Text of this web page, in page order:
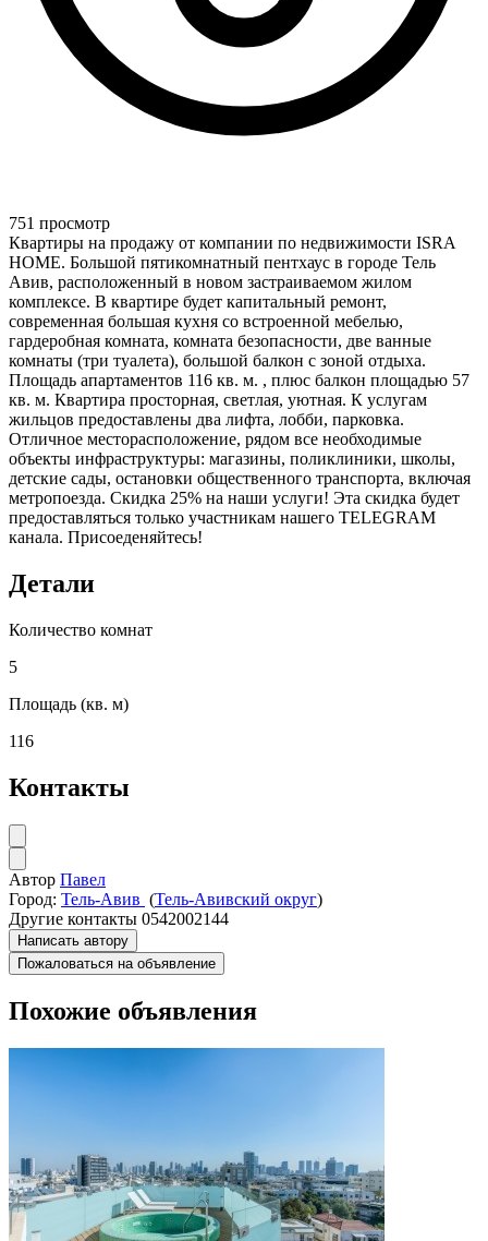
751 просмотр
Квартиры на продажу от компании по недвижимости ISRA
HOME. Большой пятикомнатный пентхаус в городе Тель
Авив, расположенный в новом застраиваемом жилом
комплексе. В квартире будет капитальный ремонт,
современная большая кухня со встроенной мебелью,
гардеробная комната, комната безопасности, две ванные
комнаты (три туалета), большой балкон с зоной отдыха.
Площадь апартаментов 116 кв. м. , плюс балкон площадью 57
кв. м. Квартира просторная, светлая, уютная. К услугам
жильцов предоставлены два лифта, лобби, парковка.
Отличное месторасположение, рядом все необходимые
объекты инфраструктуры: магазины, поликлиники, школы,
детские сады, остановки общественного транспорта, включая
метропоезда. Скидка 25% на наши услуги! Эта скидка будет
предоставляться только участникам нашего TELEGRAM
канала. Присоеденяйтесь!
Детали
Количество комнат
5
Площадь (кв. м)
116
Контакты
Автор Павел
Город: Тель-Авив (Тель-Авивский округ)
Другие контакты 0542002144
Написать автору
Пожаловаться на объявление
Похожие объявления